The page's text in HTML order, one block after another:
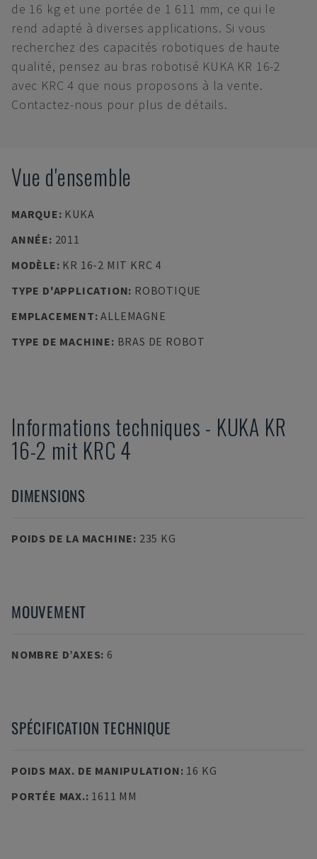
de 16 kg et une portée de 1 611 mm, ce qui le
rend adapté à diverses applications. Si vous
recherchez des capacités robotiques de haute
qualité, pensez au bras robotisé KUKA KR 16-2
avec KRC 4 que nous proposons à la vente.
Contactez-nous pour plus de détails.
Vue d'ensemble
MARQUE: KUKA
ANNÉE: 2011
MODÈLE: KR 16-2 MIT KRC 4
TYPE D'APPLICATION: ROBOTIQUE
EMPLACEMENT:ALLEMAGNE
TYPE DE MACHINE: BRAS DE ROBOT
Informations techniques - KUKA KR
16-2 mit KRC 4
DIMENSIONS
POIDS DE LA MACHINE: 235 KG
MOUVEMENT
NOMBRE D’AXES: 6
SPÉCIFICATION TECHNIQUE
POIDS MAX. DE MANIPULATION: 16 KG
PORTÉE MAX.: 1611 MM